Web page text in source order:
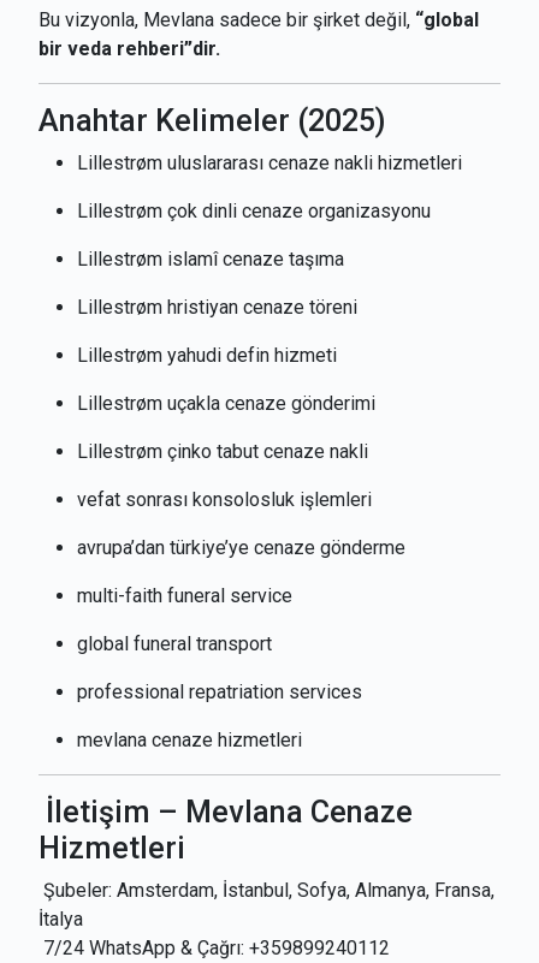
Bu vizyonla, Mevlana sadece bir şirket değil, “global
bir veda rehberi”dir.
Anahtar Kelimeler (2025)
Lillestrøm uluslararası cenaze nakli hizmetleri
Lillestrøm çok dinli cenaze organizasyonu
Lillestrøm islamî cenaze taşıma
Lillestrøm hristiyan cenaze töreni
Lillestrøm yahudi defin hizmeti
Lillestrøm uçakla cenaze gönderimi
Lillestrøm çinko tabut cenaze nakli
vefat sonrası konsolosluk işlemleri
avrupa’dan türkiye’ye cenaze gönderme
multi-faith funeral service
global funeral transport
professional repatriation services
mevlana cenaze hizmetleri
İletişim – Mevlana Cenaze
Hizmetleri
Şubeler: Amsterdam, İstanbul, Sofya, Almanya, Fransa,
İtalya
7/24 WhatsApp & Çağrı: +359899240112